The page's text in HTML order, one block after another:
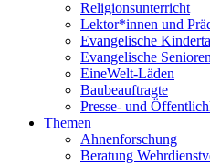
Religionsunterricht
Lektor*innen und
Evangelische
Evangelische
EineWelt-Läden
Baubeauftragte
Presse- und
Themen
Ahnenforschung
Beratung